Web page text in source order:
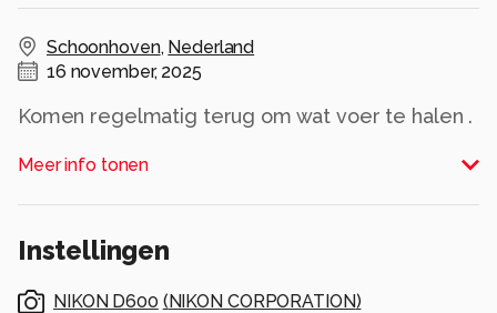
Schoonhoven, Nederland
16 november, 2025
Komen regelmatig terug om wat voer te halen .
Alle rechten voorbehouden
Meer info tonen
Instellingen
NIKON D600 (NIKON CORPORATION)